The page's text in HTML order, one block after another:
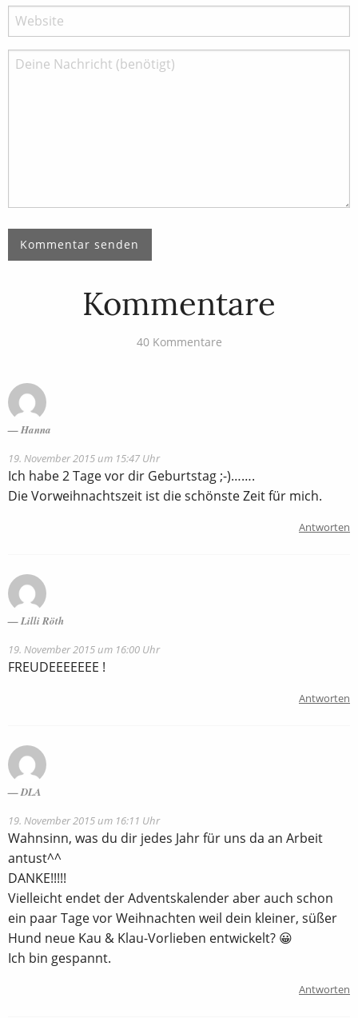
Kommentare
40 Kommentare
Hanna
19. November 2015 um 15:47 Uhr
Ich habe 2 Tage vor dir Geburtstag ;-)…….
Die Vorweihnachtszeit ist die schönste Zeit für mich.
Antworten
Lilli Röth
19. November 2015 um 16:00 Uhr
FREUDEEEEEEE !
Antworten
DLA
19. November 2015 um 16:11 Uhr
Wahnsinn, was du dir jedes Jahr für uns da an Arbeit
antust^^
DANKE!!!!!
Vielleicht endet der Adventskalender aber auch schon
ein paar Tage vor Weihnachten weil dein kleiner, süßer
Hund neue Kau & Klau-Vorlieben entwickelt? 😀
Ich bin gespannt.
Antworten